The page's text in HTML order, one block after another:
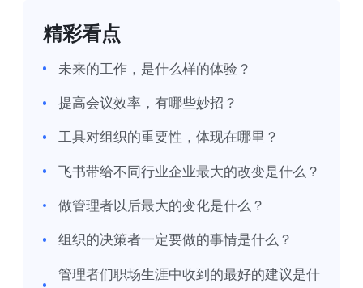
精彩看点
未来的工作，是什么样的体验？
提高会议效率，有哪些妙招？
工具对组织的重要性，体现在哪里？
飞书带给不同行业企业最大的改变是什么？
做管理者以后最大的变化是什么？
组织的决策者一定要做的事情是什么？
管理者们职场生涯中收到的最好的建议是什